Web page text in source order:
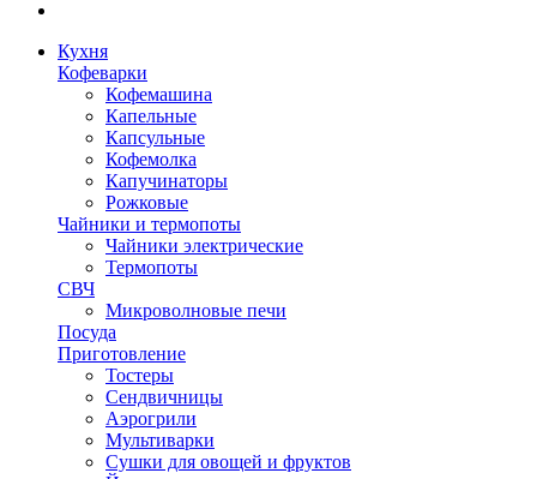
Кухня
Кофеварки
Кофемашина
Капельные
Капсульные
Кофемолка
Капучинаторы
Рожковые
Чайники и термопоты
Чайники электрические
Термопоты
СВЧ
Микроволновые печи
Посуда
Приготовление
Тостеры
Сендвичницы
Аэрогрили
Мультиварки
Сушки для овощей и фруктов